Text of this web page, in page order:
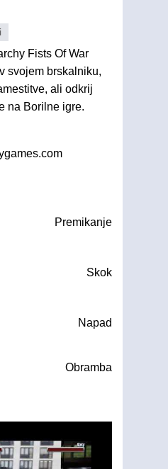
Fists Of War
svojem brskalniku,
ali odkrij
na Borilne igre.
Premikanje
Skok
Napad
Obramba